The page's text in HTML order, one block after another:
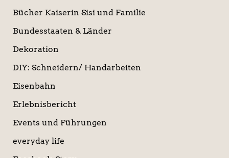
Bücher Kaiserin Sisi und Familie
Bundesstaaten & Länder
Dekoration
DIY: Schneidern/ Handarbeiten
Eisenbahn
Erlebnisbericht
Events und Führungen
everyday life